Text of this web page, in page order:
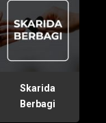
Skarida
Berbagi